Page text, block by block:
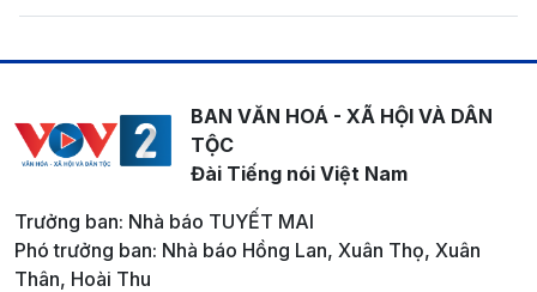
BAN VĂN HOÁ - XÃ HỘI VÀ DÂN
TỘC
Đài Tiếng nói Việt Nam
Trưởng ban: Nhà báo TUYẾT MAI
Phó trưởng ban: Nhà báo Hồng Lan, Xuân Thọ, Xuân
Thân, Hoài Thu